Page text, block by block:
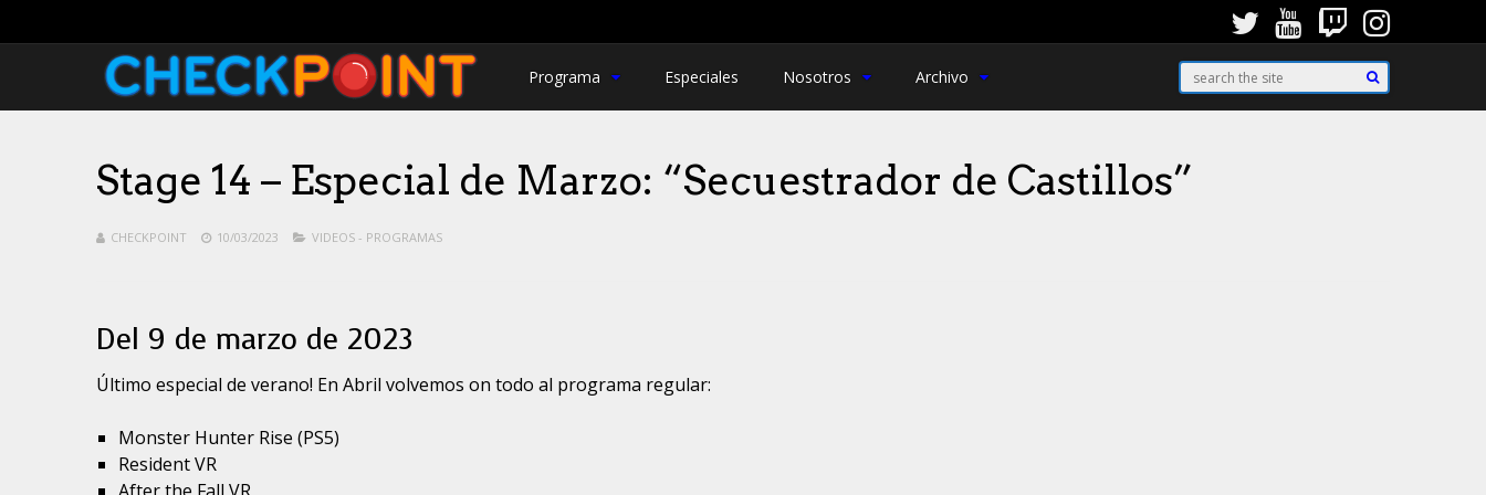
Programa Especiales Nosotros Archivo
Stage 14 – Especial de Marzo: “Secuestrador de Castillos”
CHECKPOINT 10/03/2023 VIDEOS - PROGRAMAS
Del 9 de marzo de 2023
Último especial de verano! En Abril volvemos on todo al programa regular:
Monster Hunter Rise (PS5)
Resident VR